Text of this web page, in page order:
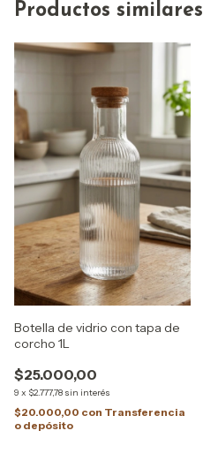
Productos similares
Botella de vidrio con tapa de
corcho 1L
$25.000,00
9 x $2.777,78 sin interés
$20.000,00 con Transferencia
o depósito